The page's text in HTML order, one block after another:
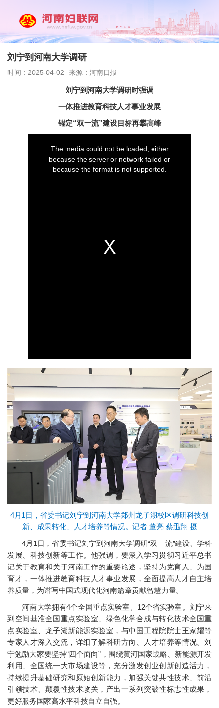
刘宁到河南大学调研
时间：2025-04-02 来源：河南日报
刘宁到河南大学调研时强调
一体推进教育科技人才事业发展
锚定“双一流”建设目标再攀高峰
4月1日，省委书记刘宁到河南大学郑州龙子湖校区调研科技创
新、成果转化、人才培养等情况。记者 董亮 蔡迅翔 摄
4月1日，省委书记刘宁到河南大学调研“双一流”建设、学科
发展、科技创新等工作。他强调，要深入学习贯彻习近平总书
记关于教育和关于河南工作的重要论述，坚持为党育人、为国
育才，一体推进教育科技人才事业发展，全面提高人才自主培
养质量，为谱写中国式现代化河南篇章贡献智慧力量。
河南大学拥有4个全国重点实验室、12个省实验室。刘宁来
到空间基准全国重点实验室、绿色化学合成与转化技术全国重
点实验室、龙子湖新能源实验室，与中国工程院院士王家耀等
专家人才深入交流，详细了解科研方向、人才培养等情况。刘
宁勉励大家要坚持“四个面向”，围绕黄河国家战略、新能源开发
利用、全国统一大市场建设等，充分激发创业创新创造活力，
持续提升基础研究和原始创新能力，加强关键共性技术、前沿
引领技术、颠覆性技术攻关，产出一系列突破性标志性成果，
更好服务国家高水平科技自立自强。